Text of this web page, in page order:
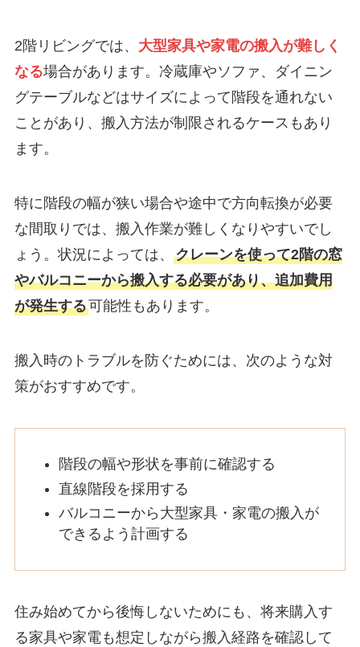
2階リビングでは、 大型家具や家電の搬入が難しく
なる場合があります。冷蔵庫やソファ、ダイニン
グテーブルなどはサイズによって階段を通れない
ことがあり、搬入方法が制限されるケースもあり
ます。
特に階段の幅が狭い場合や途中で方向転換が必要
な間取りでは、搬入作業が難しくなりやすいでし
ょう。状況によっては、 クレーンを使って2階の窓
やバルコニーから搬入する必要があり、追加費用
が発生する可能性もあります。
搬入時のトラブルを防ぐためには、次のような対
策がおすすめです。
階段の幅や形状を事前に確認する
直線階段を採用する
バルコニーから大型家具・家電の搬入が
できるよう計画する
住み始めてから後悔しないためにも、将来購入す
る家具や家電も想定しながら搬入経路を確認して